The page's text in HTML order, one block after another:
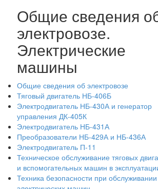
Общие сведения
электровозе.
Электрические
машины
Общие сведения об электровозе
Тяговый двигатель НБ-406Б
Электродвигатель НБ-430А и генератор
управления ДК-405К
Электродвигатель НБ-431А
Преобразователи НБ-429А и НБ-436А
Электродвигатель П-11
Техническое обслуживание тяговых
и вспомогательных машин в
Техника безопасности при обслуживании